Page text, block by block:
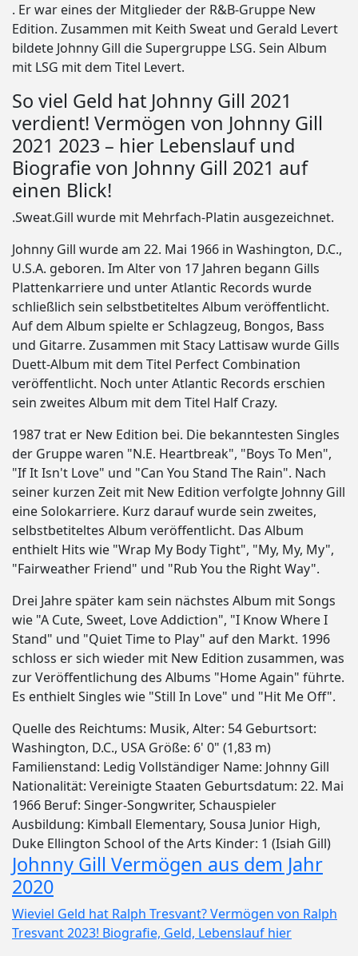
. Er war eines der Mitglieder der R&B-Gruppe New
Edition. Zusammen mit Keith Sweat und Gerald Levert
bildete Johnny Gill die Supergruppe LSG. Sein Album
mit LSG mit dem Titel Levert.
So viel Geld hat Johnny Gill 2021
verdient! Vermögen von Johnny Gill
2021 2023 – hier Lebenslauf und
Biografie von Johnny Gill 2021 auf
einen Blick!
.Sweat.Gill wurde mit Mehrfach-Platin ausgezeichnet.
Johnny Gill wurde am 22. Mai 1966 in Washington, D.C.,
U.S.A. geboren. Im Alter von 17 Jahren begann Gills
Plattenkarriere und unter Atlantic Records wurde
schließlich sein selbstbetiteltes Album veröffentlicht.
Auf dem Album spielte er Schlagzeug, Bongos, Bass
und Gitarre. Zusammen mit Stacy Lattisaw wurde Gills
Duett-Album mit dem Titel Perfect Combination
veröffentlicht. Noch unter Atlantic Records erschien
sein zweites Album mit dem Titel Half Crazy.
1987 trat er New Edition bei. Die bekanntesten Singles
der Gruppe waren "N.E. Heartbreak", "Boys To Men",
"If It Isn't Love" und "Can You Stand The Rain". Nach
seiner kurzen Zeit mit New Edition verfolgte Johnny Gill
eine Solokarriere. Kurz darauf wurde sein zweites,
selbstbetiteltes Album veröffentlicht. Das Album
enthielt Hits wie "Wrap My Body Tight", "My, My, My",
"Fairweather Friend" und "Rub You the Right Way".
Drei Jahre später kam sein nächstes Album mit Songs
wie "A Cute, Sweet, Love Addiction", "I Know Where I
Stand" und "Quiet Time to Play" auf den Markt. 1996
schloss er sich wieder mit New Edition zusammen, was
zur Veröffentlichung des Albums "Home Again" führte.
Es enthielt Singles wie "Still In Love" und "Hit Me Off".
Quelle des Reichtums: Musik, Alter: 54 Geburtsort:
Washington, D.C., USA Größe: 6' 0" (1,83 m)
Familienstand: Ledig Vollständiger Name: Johnny Gill
Nationalität: Vereinigte Staaten Geburtsdatum: 22. Mai
1966 Beruf: Singer-Songwriter, Schauspieler
Ausbildung: Kimball Elementary, Sousa Junior High,
Duke Ellington School of the Arts Kinder: 1 (Isiah Gill)
Johnny Gill Vermögen aus dem Jahr
2020
Wieviel Geld hat Ralph Tresvant? Vermögen von Ralph
Tresvant 2023! Biografie, Geld, Lebenslauf hier